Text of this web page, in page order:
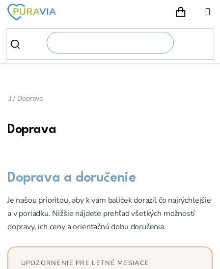
Prejsť
obsah
Domov
/ Doprava
Doprava
Doprava a doručenie
Je našou prioritou, aby k vám balíček dorazil čo najrýchlejšie
a v poriadku. Nižšie nájdete prehľad všetkých možností
dopravy, ich ceny a orientačnú dobu doručenia.
UPOZORNENIE PRE LETNÉ MESIACE